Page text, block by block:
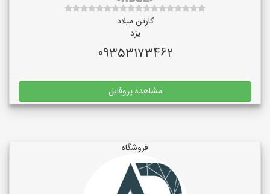
کارتن میلاد
یزد
09353173462
مشاهده پروفایل
فروشگاه